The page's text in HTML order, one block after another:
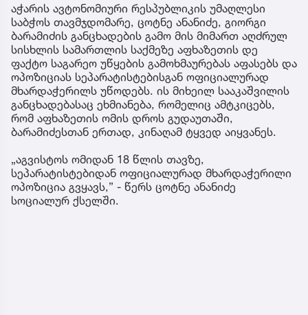
აჭარის ავტონომიური რესპუბლიკის უმაღლესი
საბჭოს თავმჯდომარე, ცოტნე ანანიძე, გიორგი
ბარამიძის განცხადების გამო მის მიმართ აღძრულ
სისხლის სამართლის საქმეზე აფხაზეთის დე
ფაქტო საგარეო უწყების გამოხმაურებას აფასებს და
ოპოზიციას სეპარატისტებისგან ოფიციალურად
მხარდაჭერილს უწოდებს. ის მიხეილ სააკაშვილის
განცხადებასაც ეხმიანება, რომელიც ამტკიცებს,
რომ აფხაზეთის ომის დროს გუდაუთაში,
ბარამიძესთან ერთად, კინაღამ ტყვედ აიყვანეს.
„აგვისტოს ომიდან 18 წლის თავზე,
სეპარატისტებიდან ოფიციალურად მხარდაჭერილი
ოპოზიცია გვყავს,” - წერს ცოტნე ანანიძე
სოციალურ ქსელში.